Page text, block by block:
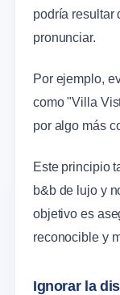
podría resultar
pronunciar.
Por ejemplo,
como "Villa
por algo más
Este principio
b&b de lujo y
objetivo es
reconocible y
Ignorar la